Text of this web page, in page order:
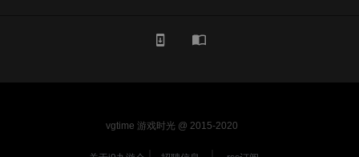
vgtime 游戏时光 @ 2015-2020